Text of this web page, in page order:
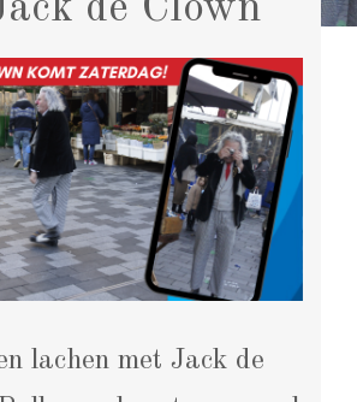
de Clown
lachen met Jack de